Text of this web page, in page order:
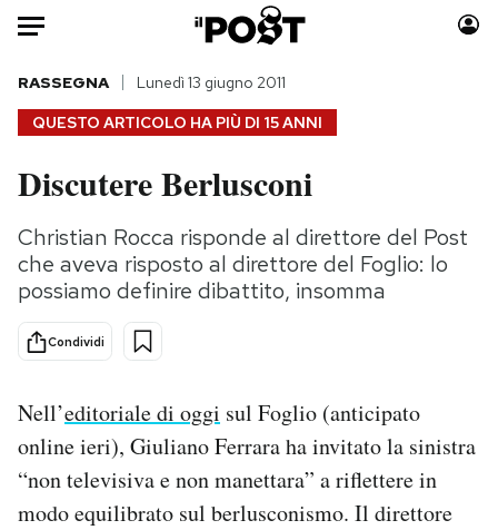
Auto
HOME
Italia
Politica
Tecnologia
Scienza
Economia
Sport
Moda
Consumismi
Storie/Idee
Altrecose
Mondiali calcio 2026
QUESTO ARTICOLO HA PIÙ DI 15 ANNI
RASSEGNA Lunedì 13 giugno 2011
Discutere Berlusconi
Christian Rocca risponde al direttore del Post
che aveva risposto al direttore del Foglio: lo
possiamo definire dibattito, insomma
Condividi
Nell’editoriale di oggi sul Foglio (anticipato
online ieri), Giuliano Ferrara ha invitato la sinistra
“non televisiva e non manettara” a riflettere in
modo equilibrato sul berlusconismo. Il direttore